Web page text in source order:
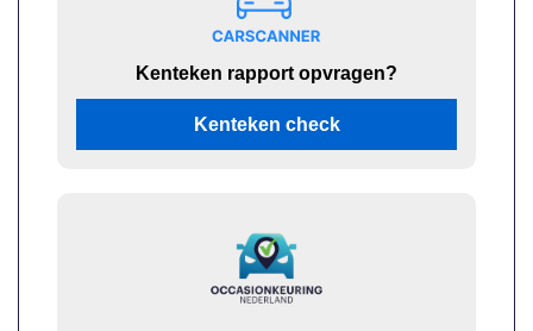
Kenteken rapport opvragen?
Kenteken check